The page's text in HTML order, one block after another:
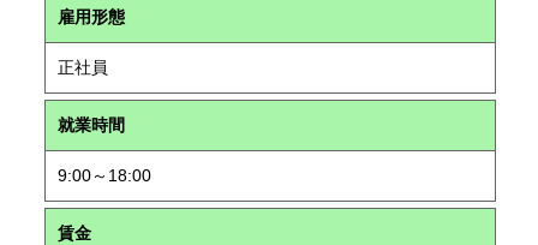
雇用形態
正社員
就業時間
9:00～18:00
賃金